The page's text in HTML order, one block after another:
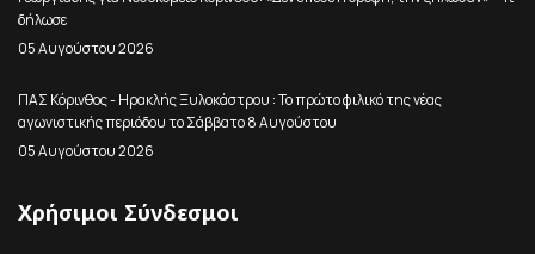
δήλωσε
05 Αυγούστου 2026
ΠΑΣ Κόρινθος - Ηρακλής Ξυλοκάστρου : Το πρώτο φιλικό της νέας
αγωνιστικής περιόδου το Σάββατο 8 Αυγούστου
05 Αυγούστου 2026
Χρήσιμοι Σύνδεσμοι